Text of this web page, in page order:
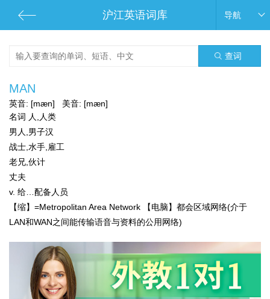
沪江英语词库 导航
查词
MAN
英音: [mæn] 美音: [mæn]
名词 人,人类
男人,男子汉
战士,水手,雇工
老兄,伙计
丈夫
v. 给…配备人员
【缩】=Metropolitan Area Network 【电脑】都会区域网络(介于
LAN和WAN之间能传输语音与资料的公用网络)